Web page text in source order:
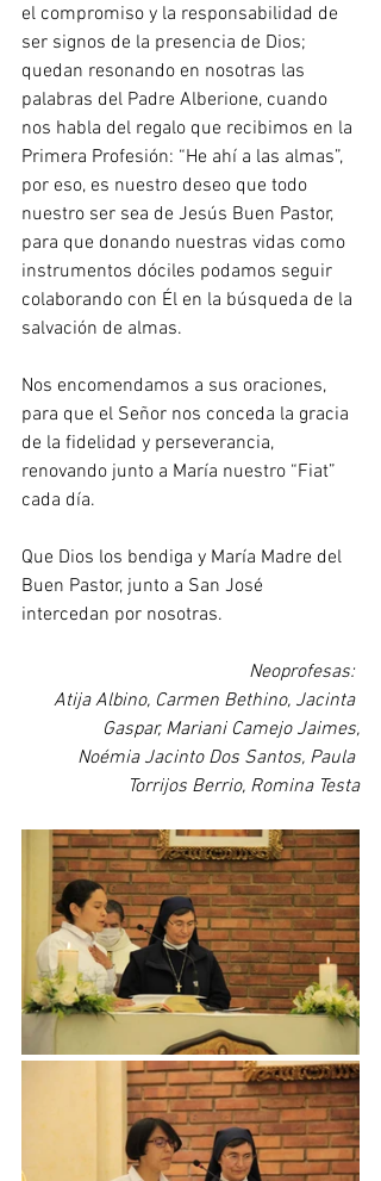
el compromiso y la responsabilidad de
ser signos de la presencia de Dios;
quedan resonando en nosotras las
palabras del Padre Alberione, cuando
nos habla del regalo que recibimos en la
Primera Profesión: “He ahí a las almas”,
por eso, es nuestro deseo que todo
nuestro ser sea de Jesús Buen Pastor,
para que donando nuestras vidas como
instrumentos dóciles podamos seguir
colaborando con Él en la búsqueda de la
salvación de almas.
Nos encomendamos a sus oraciones,
para que el Señor nos conceda la gracia
de la fidelidad y perseverancia,
renovando junto a María nuestro “Fiat”
cada día.
Que Dios los bendiga y María Madre del
Buen Pastor, junto a San José
intercedan por nosotras.
Neoprofesas:
Atija Albino, Carmen Bethino, Jacinta
Gaspar, Mariani Camejo Jaimes,
Torrijos Berrio, Romina Testa